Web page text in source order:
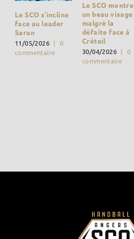
Le SCO s’incline
face au leader
Saran
11/05/2026 |
0
commentaire
Le SCO montre
un beau visage
malgré la
défaite face à
Créteil
30/04/2026 |
0
commentaire